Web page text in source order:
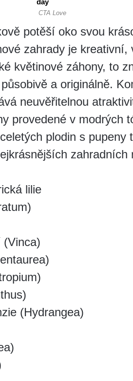
potěší oko svou
zahrady je kreativní,
květinové záhony, to
a originálně.
neuvěřitelnou
provedené v modrých
plodin s pupeny
zahradních
lilie
(Vinca)
(Hydrangea)